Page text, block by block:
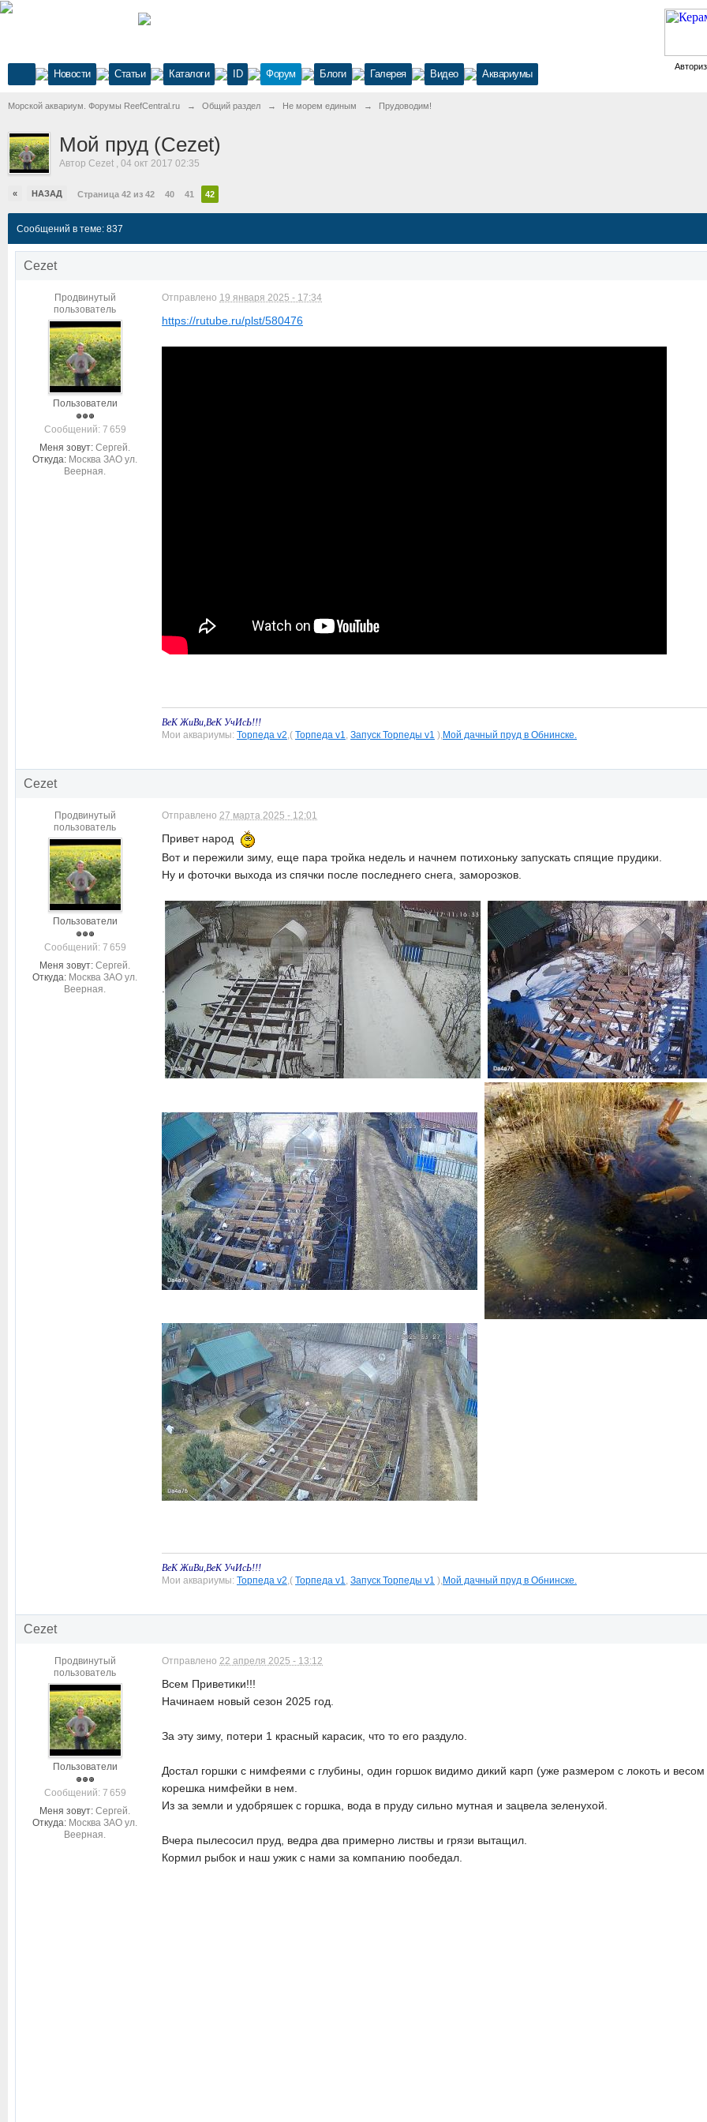
Новости Статьи Каталоги ID Форум Блоги Галерея Видео Аквариумы
Морской аквариум. Форумы ReefCentral.ru → Общий раздел → Не морем единым → Прудоводим!
Мой пруд (Cezet)
Автор Cezet , 04 окт 2017 02:35
« НАЗАД Страница 42 из 42 40 41 42
Сообщений в теме: 837
Cezet
Продвинутый
пользователь
Пользователи
Cообщений: 7 659
Меня зовут: Сергей.
Откуда: Москва ЗАО ул.
Веерная.
Отправлено 19 января 2025 - 17:34
https://rutube.ru/plst/580476
ВеК ЖиВи,ВеК УчИсЬ!!!
Мои аквариумы: Торпеда v2 ,( Торпеда v1 Запуск Торпеды v1 ), Мой дачный пруд в Обнинске.
Cezet
Продвинутый
пользователь
Пользователи
Cообщений: 7 659
Меня зовут: Сергей.
Откуда: Москва ЗАО ул.
Веерная.
Отправлено 27 марта 2025 - 12:01
Привет народ
Вот и пережили зиму, еще пара тройка недель и начнем потихоньку запускать спящие прудики.
Ну и фоточки выхода из спячки после последнего снега, заморозков.
.
ВеК ЖиВи,ВеК УчИсЬ!!!
Мои аквариумы: Торпеда v2 ,( Торпеда v1 Запуск Торпеды v1 ), Мой дачный пруд в Обнинске.
Cezet
Продвинутый
пользователь
Пользователи
Cообщений: 7 659
Меня зовут: Сергей.
Откуда: Москва ЗАО ул.
Веерная.
Отправлено 22 апреля 2025 - 13:12
Всем Приветики!!!
Начинаем новый сезон 2025 год.
За эту зиму, потери 1 красный карасик, что то его раздуло.
Достал горшки с нимфеями с глубины, один горшок видимо дикий карп (уже размером с локоть и
корешка нимфейки в нем.
Из за земли и удобряшек с горшка, вода в пруду сильно мутная и зацвела зеленухой.
Вчера пылесосил пруд, ведра два примерно листвы и грязи вытащил.
Кормил рыбок и наш ужик с нами за компанию пообедал.